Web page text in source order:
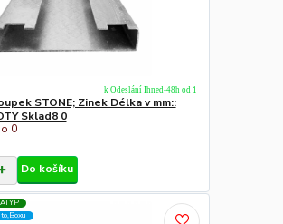
STONE; Zinek Délka v mm::
Sklad8 0
0
k Odeslání Ihned-48h od 1
Do košíku